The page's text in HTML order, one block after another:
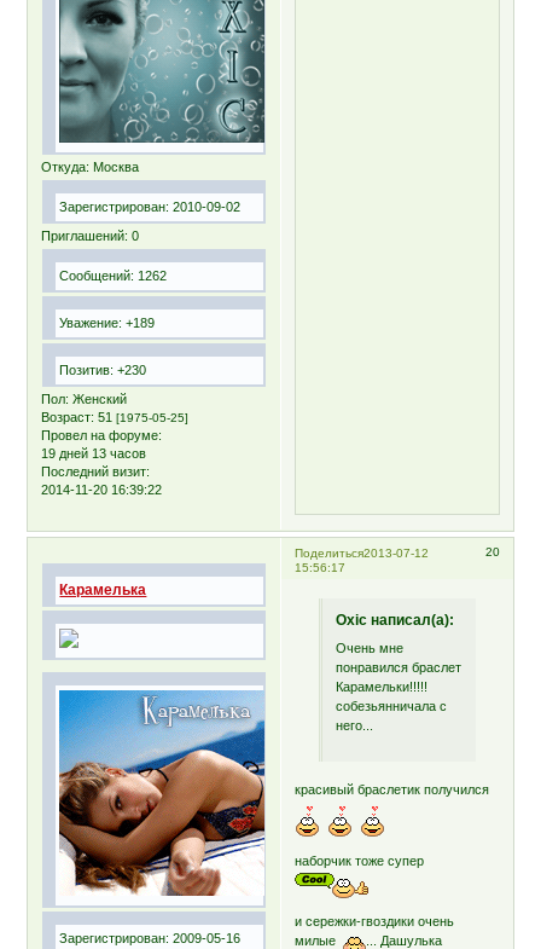
Откуда: Москва
Зарегистрирован: 2010-09-02
Приглашений: 0
Сообщений: 1262
Уважение: +189
Позитив: +230
Пол: Женский
Возраст: 51[1975-05-25]
Провел на форуме:
19 дней 13 часов
Последний визит:
2014-11-20 16:39:22
Поделиться 20
2013-07-12
15:56:17
Карамелька
Зарегистрирован: 2009-05-16
Oxic написал(а):
Очень мне
понравился браслет
Карамельки!!!!!
собезьянничала с
него...
красивый браслетик получился
наборчик тоже супер
и сережки-гвоздики очень
милые
... Дашулька